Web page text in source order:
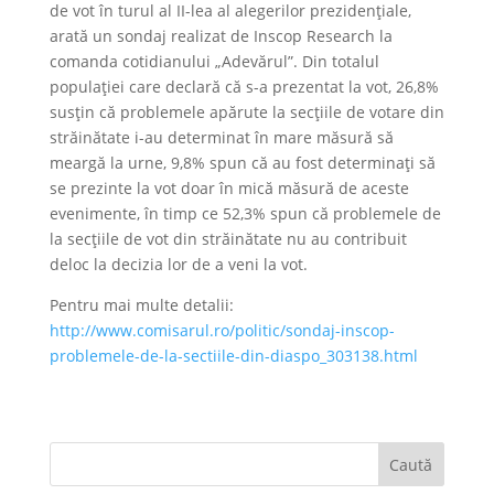
de vot în turul al II-lea al alegerilor prezidențiale,
arată un sondaj realizat de Inscop Research la
comanda cotidianului „Adevărul”. Din totalul
populației care declară că s-a prezentat la vot, 26,8%
susțin că problemele apărute la secțiile de votare din
străinătate i-au determinat în mare măsură să
meargă la urne, 9,8% spun că au fost determinați să
se prezinte la vot doar în mică măsură de aceste
evenimente, în timp ce 52,3% spun că problemele de
la secțiile de vot din străinătate nu au contribuit
deloc la decizia lor de a veni la vot.
Pentru mai multe detalii:
http://www.comisarul.ro/politic/sondaj-inscop-
problemele-de-la-sectiile-din-diaspo_303138.html
Caută